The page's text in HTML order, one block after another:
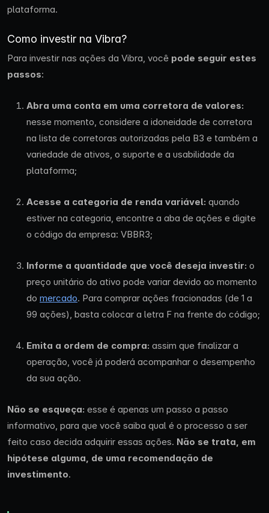
plataforma.
Como investir na Vibra?
Para investir nas ações da Vibra, você pode seguir estes
passos:
Abra uma conta em uma corretora de valores:
nesse momento, considere a idoneidade de corretora
na lista de corretoras autorizadas pela B3 e também a
variedade de ativos, o suporte e a usabilidade da
plataforma;
Acesse a categoria de renda variável: quando
estiver na categoria, encontre a aba de ações e digite
o código da empresa: VBBR3;
Informe a quantidade que você deseja investir: o
preço unitário do ativo pode variar devido ao momento
do mercado. Para comprar ações fracionadas (de 1 a
99 ações), basta colocar a letra F na frente do código;
Emita a ordem de compra: assim que finalizar a
operação, você já poderá acompanhar o desempenho
da sua ação.
Não se esqueça: esse é apenas um passo a passo
informativo, para que você saiba qual é o processo a ser
feito caso decida adquirir essas ações. Não se trata, em
hipótese alguma, de uma recomendação de
investimento.